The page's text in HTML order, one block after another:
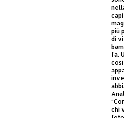
più
di
fa.
così
chi